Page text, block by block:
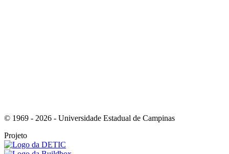
© 1969 - 2026 - Universidade Estadual de Campinas
Projeto